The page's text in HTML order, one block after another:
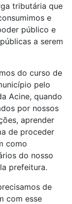
tributária que
e
público e
a serem
do curso de
pelo
Acine, quando
por nossos
aprender
de proceder
como
do nosso
prefeitura.
de
com esse